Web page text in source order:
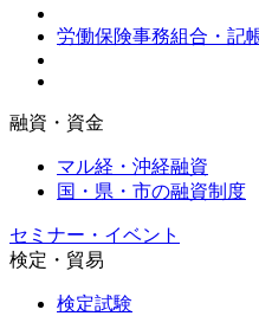
労働保険事務組合・記
融資・資金
マル経・沖経融資
国・県・市の融資制度
セミナー・イベント
検定・貿易
検定試験